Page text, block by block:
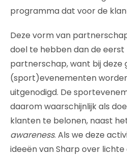
programma dat voor de
Deze vorm van
doel te hebben dan de
partnerschap, want bij deze
(sport)evenementen
uitgenodigd. De
daarom waarschijnlijk als
klanten te belonen, naast
awareness. Als we deze
ideeën van Sharp over